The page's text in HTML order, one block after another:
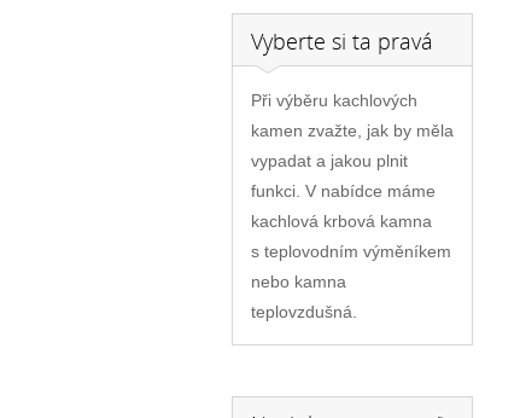
Vyberte si ta pravá
Při výběru kachlových
kamen zvažte, jak by měla
vypadat a jakou plnit
funkci. V nabídce máme
kachlová krbová kamna
s teplovodním výměníkem
nebo kamna
teplovzdušná.